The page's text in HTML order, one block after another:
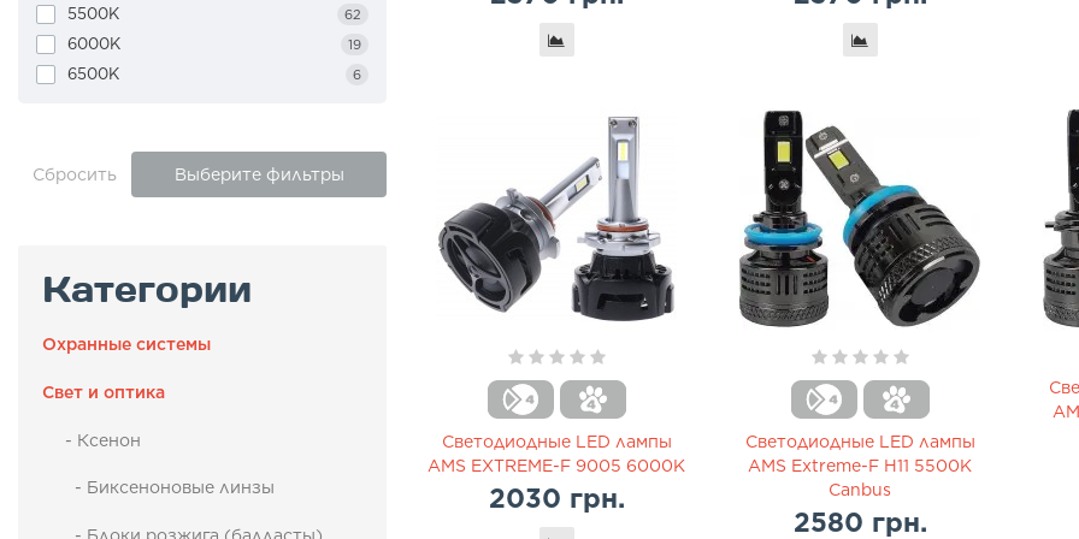
5500K 62
6000K 19
6500K 6
Сбросить Выберите фильтры
Категории
Охранные системы
Свет и оптика
- Ксенон
- Биксеноновые линзы
Светодиодные LED лампы
AMS EXTREME-F 9005 6000K
2030 грн.
Светодиодные LED лампы
AMS Extreme-F H11 5500K
Canbus
2580 грн.